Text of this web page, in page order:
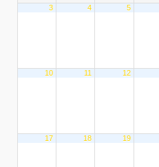
3 4 5
10 11 12
17 18 19